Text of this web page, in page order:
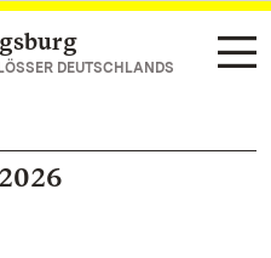
DEUTSCHLANDS